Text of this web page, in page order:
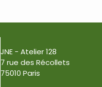
JNE - Atelier 128
7 rue des Récollets
75010 Paris